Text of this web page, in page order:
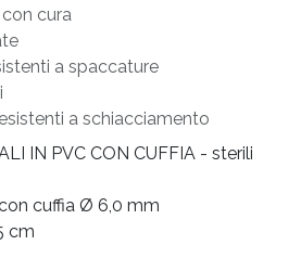
cura
a spaccature
a schiacciamento
IN PVC CON CUFFIA - sterili
cuffia Ø 6,0 mm
cm